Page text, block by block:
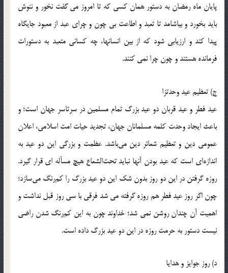
پایان ماه رمضان به دستور همان کسی که تا امروز می گفت نخور و ننوش
باید بخورد و بیاشامد تا تعبد و اطاعت بی چون و چرای عبد از معبود جایگاه
پیدا کند و ارزیابی شود که از بین انسانها، چه کسانی متعبد به دستورات
فرمانده هستند و چون چرا نمی کنند.
ج) تعظیم عید وحدتزا
عید فطر و عید قربان دو عید بزرگ تمام مسلمین در سرتاسر جهان است؛ و
باعث ایجاد وحدت کلمه مسلمانان جهان، تجدید حیات امت اسلامی، اعلان
عمومی دین و تعظیم شعائر دین می‌باشد. عظمت و بزرگي اين دو عيد به
اندازه‌اي است كه عيد بودن آنها نبايد تحت‌الشعاع هیچ مسأله ای قرار گيرد.
روزه گرفتن در اين دو روز بدون شك اين دو عيد بزرگ را كم‌رنگ مي‌سازد؛
چون اگر روز عید فطر هم روزه گرفته می شد فرقی با سی روز قبل نداشت و
اهمیت آن چندان روشن نمی شد؛ خداوند چون به اين كم‌رنگ شدن راضي
نيست دستور به حرمت روزه در این دو عید بزرگ داده است.
د) روز جوایز و هدایا